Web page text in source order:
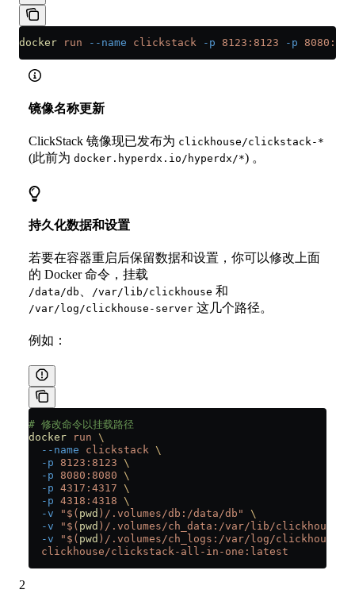
docker run --name clickstack -p 8123:8123 -p
镜像名称更新
ClickStack 镜像现已发布为 clickhouse/clickstack-*
(此前为 docker.hyperdx.io/hyperdx/*) 。
持久化数据和设置
若要在容器重启后保留数据和设置，你可以修改上面
的 Docker 命令，挂载
/data/db /var/lib/clickhouse 和
/var/log/clickhouse-server 这几个路径。
例如：
# 修改命令以挂载路径
docker run \
  --name
clickstack \
  -p
8123:8123 \
  -p
8080:8080 \
  -p
4317:4317 \
  -p
4318:4318 \
  -v
"$( pwd )/.volumes/db:/data/db"
\
  -v
"$( pwd )/.volumes/ch_data:/var/lib/clickhouse"
  -v
"$( pwd )/.volumes/ch_logs:/var/log/clickhouse-
  clickhouse/clickstack-all-in-one:latest
2